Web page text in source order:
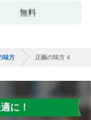
無料
味方 正義の味方 4
に！